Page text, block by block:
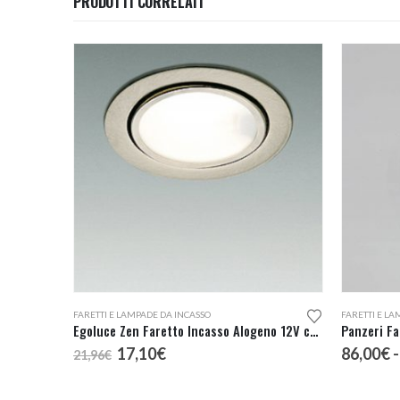
FARETTI E LAMPADE DA INCASSO
Egoluce Zen Faretto Incasso Alogeno 12V cod. 6251
21,96€ Il
prezzo
17,10€Il
Questo prodotto ha più varianti. Le opzioni possono essere scelte nella pagina del prodotto
FARETTI E
Panzeri
86,00€-